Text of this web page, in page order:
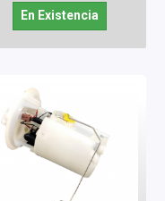
En Existencia